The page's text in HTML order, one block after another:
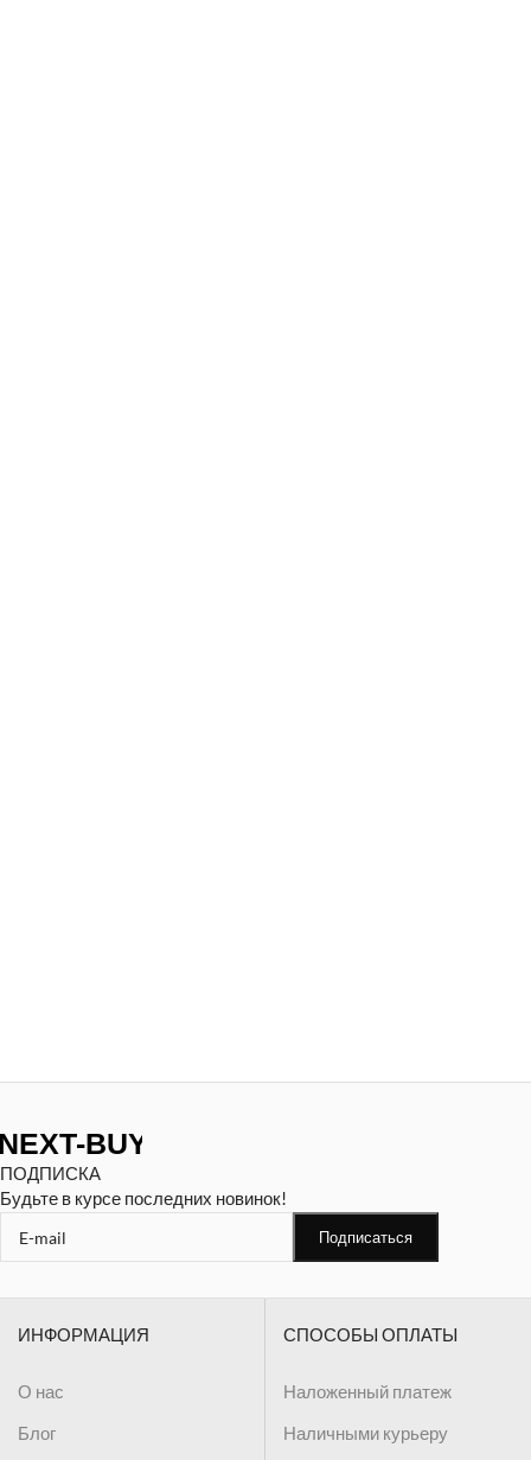
ПОДПИСКА
Будьте в курсе последних новинок!
ИНФОРМАЦИЯ
О нас
Блог
СПОСОБЫ ОПЛАТЫ
Наложенный платеж
Наличными курьеру